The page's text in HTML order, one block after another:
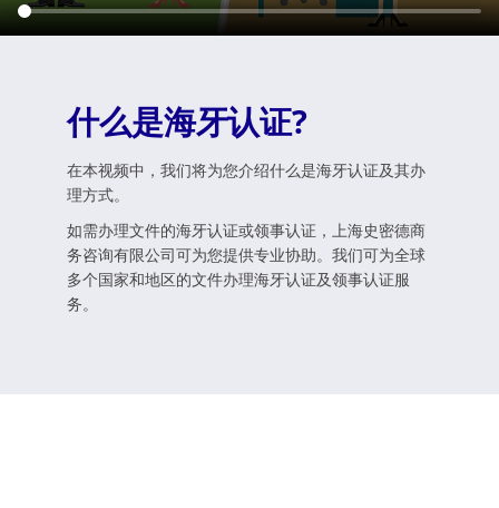
什么是海牙认证?
在本视频中，我们将为您介绍什么是海牙认证及其办
理方式。
如需办理文件的海牙认证或领事认证，上海史密德商
务咨询有限公司可为您提供专业协助。我们可为全球
多个国家和地区的文件办理海牙认证及领事认证服
务。